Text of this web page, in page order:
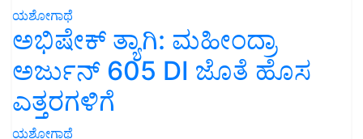
ಯಶೋಗಾಥೆ
ಅಭಿಷೇಕ್ ತ್ಯಾಗಿ: ಮಹೀಂದ್ರಾ
ಅರ್ಜುನ್ 605 DI ಜೊತೆ ಹೊಸ
ಎತ್ತರಗಳಿಗೆ
ಯಶೋಗಾಥೆ